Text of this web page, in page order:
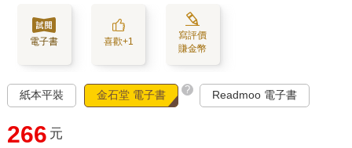
電子書 喜歡+1
寫評價
賺金幣
紙本平裝 金石堂 電子書 ? Readmoo 電子書
266 元